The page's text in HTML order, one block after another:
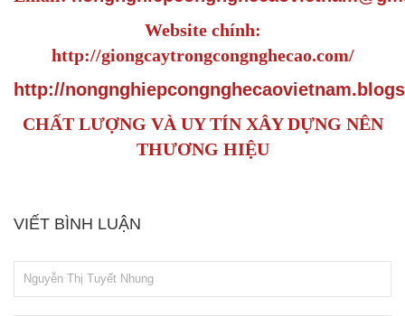
Website chính:
http://giongcaytrongcongnghecao.com/
http://
CHẤT LƯỢNG VÀ UY TÍN XÂY DỰNG NÊN
THƯƠNG HIỆU
VIẾT BÌNH LUẬN